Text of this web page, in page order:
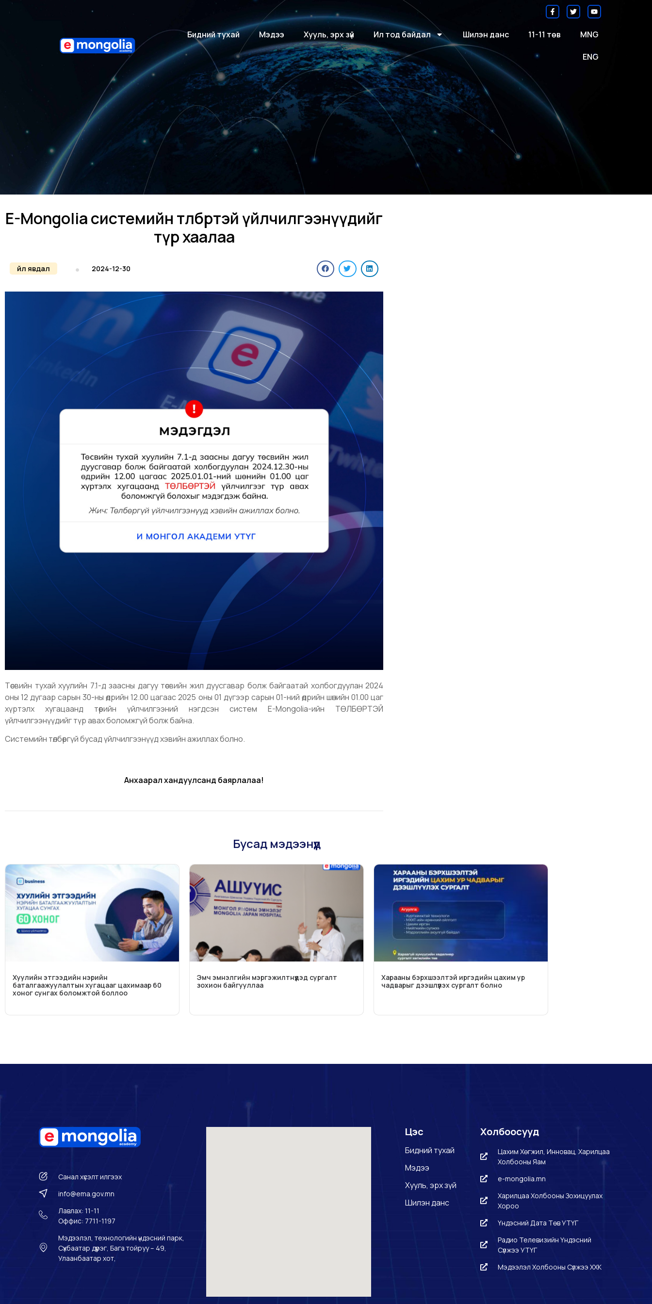
Бидний тухай Мэдээ Хууль, эрх зүй Ил тод байдал Шилэн данс 11-11 төв MNG
ENG
E-Mongolia системийн төлбөртэй үйлчилгээнүүдийг
түр хаалаа
Үйл явдал 2024-12-30
Төсвийн тухай хуулийн 7.1-д заасны дагуу төсвийн жил дуусгавар болж байгаатай холбогдуулан 2024
оны 12 дугаар сарын 30-ны өдрийн 12.00 цагаас 2025 оны 01 дүгээр сарын 01-ний өдрийн шөнийн 01.00 цаг
хүртэлх хугацаанд төрийн үйлчилгээний нэгдсэн систем E-Mongolia-ийн ТӨЛБӨРТЭЙ
үйлчилгээнүүдийг түр авах боломжгүй болж байна.
Системийн төлбөргүй бусад үйлчилгээнүүд хэвийн ажиллах болно.
Анхаарал хандуулсанд баярлалаа!
Бусад мэдээнүүд
Хуулийн этгээдийн нэрийн
баталгаажуулалтын хугацааг цахимаар 60
хоног сунгах боломжтой боллоо
Эмч эмнэлгийн мэргэжилтнүүдэд сургалт
зохион байгууллаа
Харааны бэрхшээлтэй иргэдийн цахим ур
чадварыг дээшлүүлэх сургалт болно
Санал хүсэлт илгээх
info@ema.gov.mn
Лавлах: 11-11
Оффис: 7711-1197
Мэдээлэл, технологийн үндэсний парк,
Сүхбаатар дүүрэг, Бага тойруу – 49,
Улаанбаатар хот,
Цэс
Бидний тухай
Мэдээ
Хууль, эрх зүй
Шилэн данс
Холбоосууд
Цахим Хөгжил, Инновац, Харилцаа
Холбооны Яам
e-mongolia.mn
Харилцаа Холбооны Зохицуулах
Хороо
Үндэсний Дата Төв УТҮГ
Радио Телевизийн Үндэсний
Сүлжээ УТҮГ
Мэдээлэл Холбооны Сүлжээ ХХК